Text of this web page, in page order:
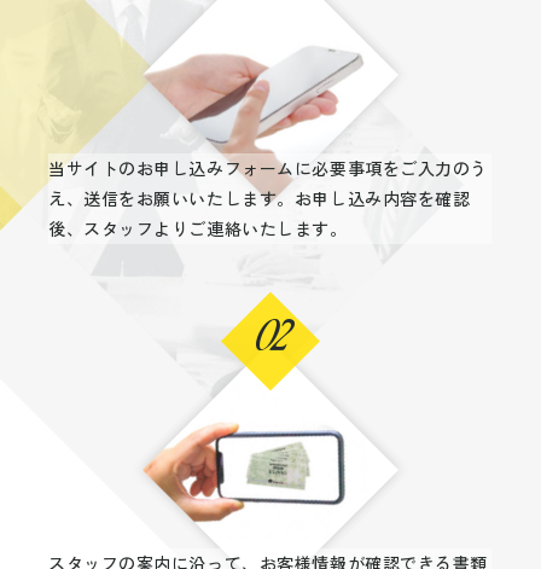
当サイトのお申し込みフォームに必要事項をご入力のう
え、送信をお願いいたします。お申し込み内容を確認
後、スタッフよりご連絡いたします。
02
スタッフの案内に沿って、お客様情報が確認できる書類